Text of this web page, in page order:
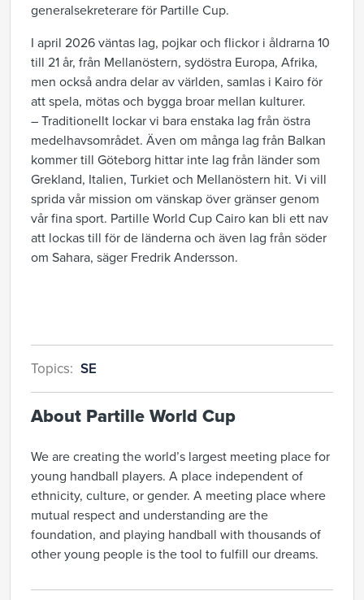
generalsekreterare för Partille Cup.
I april 2026 väntas lag, pojkar och flickor i åldrarna 10
till 21 år, från Mellanöstern, sydöstra Europa, Afrika,
men också andra delar av världen, samlas i Kairo för
att spela, mötas och bygga broar mellan kulturer.
– Traditionellt lockar vi bara enstaka lag från östra
medelhavsområdet. Även om många lag från Balkan
kommer till Göteborg hittar inte lag från länder som
Grekland, Italien, Turkiet och Mellanöstern hit. Vi vill
sprida vår mission om vänskap över gränser genom
vår fina sport. Partille World Cup Cairo kan bli ett nav
att lockas till för de länderna och även lag från söder
om Sahara, säger Fredrik Andersson.
Topics: SE
About Partille World Cup
We are creating the world’s largest meeting place for
young handball players. A place independent of
ethnicity, culture, or gender. A meeting place where
mutual respect and understanding are the
foundation, and playing handball with thousands of
other young people is the tool to fulfill our dreams.